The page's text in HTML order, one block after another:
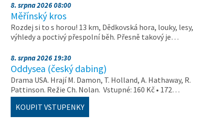
8. srpna 2026 08:00
Měřínský kros
Rozdej si to s horou! 13 km, Dědkovská hora, louky, lesy,
výhledy a poctivý přespolní běh. Přesně takový je…
8. srpna 2026 19:30
Oddysea (český dabing)
Drama USA. Hrají M. Damon, T. Holland, A. Hathaway, R.
Pattinson. Režie Ch. Nolan. Vstupné: 160 Kč • 172…
KOUPIT VSTUPENKY